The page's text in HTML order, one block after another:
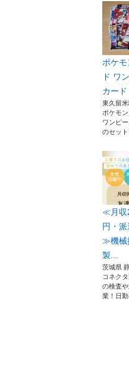
ポケ
ド ワ
カード
東久留米
ポケモ
ワンピ
のセッ
≪月収
円・派
≫機械
製...
茨城県
コネク
の検査
業！日勤